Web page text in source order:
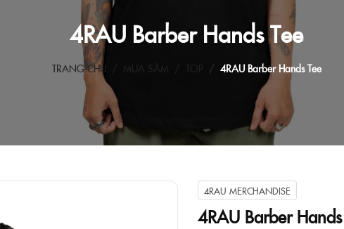
4RAU Barber Hands Tee
TRANG CHỦ MUA SẮM TOP 4RAU Barber Hands Tee
4RAU MERCHANDISE
4RAU Barber